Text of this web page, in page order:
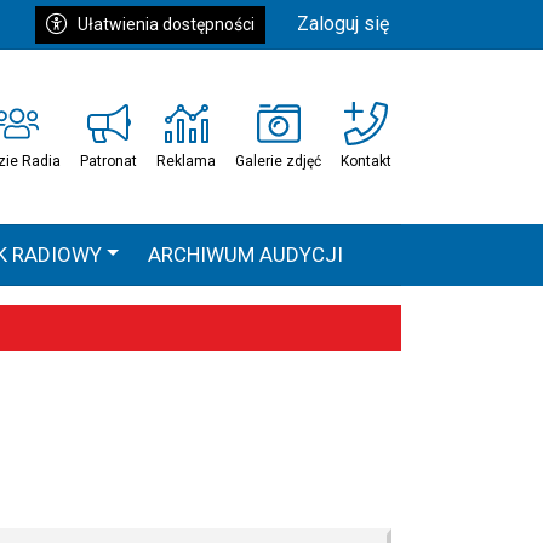
Ułatwienia dostępności Zaloguj się
Radia Patronat Reklama Galerie zdjęć Kontakt
RADIOWY ARCHIWUM AUDYCJI
HEAVEN TOUR